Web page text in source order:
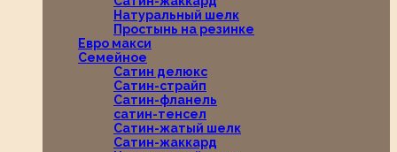
Натуральный шелк
Простынь на резинке
Евро макси
Семейное
Сатин делюкс
Сатин-страйп
Сатин-фланель
сатин-тенсел
Сатин-жатый шелк
Сатин-жаккард